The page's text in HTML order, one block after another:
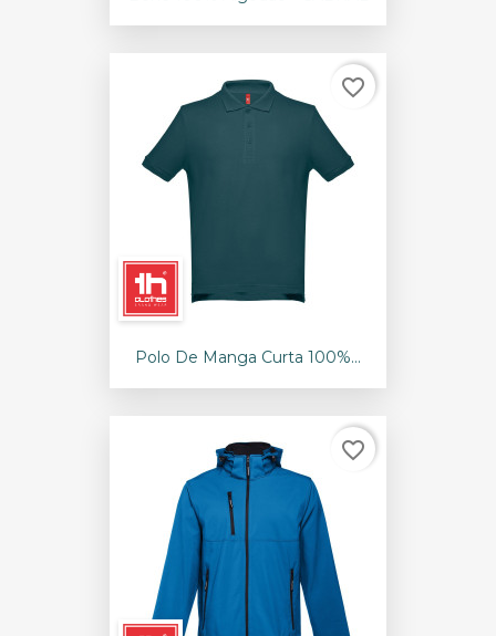
Polo De Manga Curta 100%...
favorite_border
favorite_border